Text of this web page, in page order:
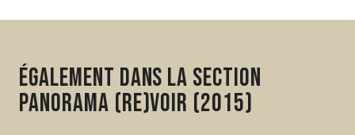
Également dans la section
Panorama (Re)voir (2015)